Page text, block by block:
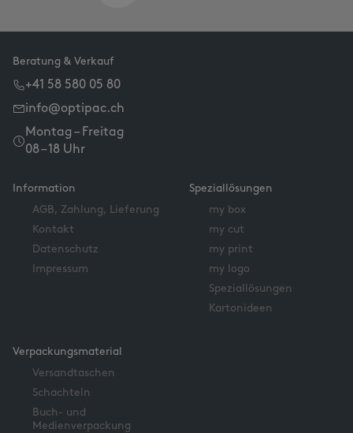
Beratung & Verkauf
+41 58 580 05 80
info@optipac.ch
Montag – Freitag
08 – 18 Uhr
Information
AGB, Zahlung, Lieferung
Kontakt
Datenschutz
Impressum
Speziallösungen
my box
my cut
my print
my logo
Speziallösungen
Kartonideen
Verpackungsmaterial
Versandtaschen
Schachteln
Buch- und
Medienverpackung